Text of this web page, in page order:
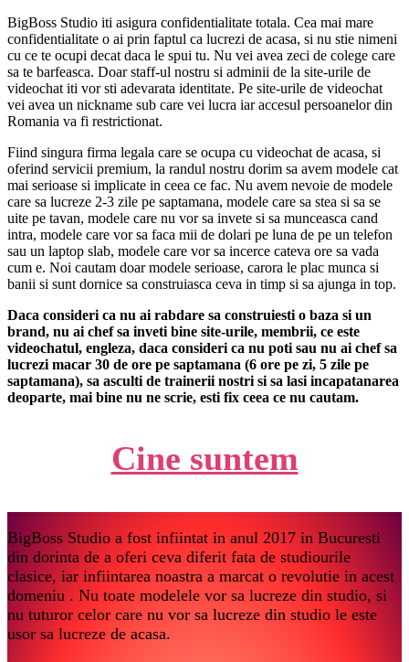
BigBoss Studio iti asigura confidentialitate totala. Cea mai mare
confidentialitate o ai prin faptul ca lucrezi de acasa, si nu stie nimeni
cu ce te ocupi decat daca le spui tu. Nu vei avea zeci de colege care
sa te barfeasca. Doar staff-ul nostru si adminii de la site-urile de
videochat iti vor sti adevarata identitate. Pe site-urile de videochat
vei avea un nickname sub care vei lucra iar accesul persoanelor din
Romania va fi restrictionat.
Fiind singura firma legala care se ocupa cu videochat de acasa, si
oferind servicii premium, la randul nostru dorim sa avem modele cat
mai serioase si implicate in ceea ce fac. Nu avem nevoie de modele
care sa lucreze 2-3 zile pe saptamana, modele care sa stea si sa se
uite pe tavan, modele care nu vor sa invete si sa munceasca cand
intra, modele care vor sa faca mii de dolari pe luna de pe un telefon
sau un laptop slab, modele care vor sa incerce cateva ore sa vada
cum e. Noi cautam doar modele serioase, carora le plac munca si
banii si sunt dornice sa construiasca ceva in timp si sa ajunga in top.
Daca consideri ca nu ai rabdare sa construiesti o baza si un
brand, nu ai chef sa inveti bine site-urile, membrii, ce este
videochatul, engleza, daca consideri ca nu poti sau nu ai chef sa
lucrezi macar 30 de ore pe saptamana (6 ore pe zi, 5 zile pe
saptamana), sa asculti de trainerii nostri si sa lasi incapatanarea
deoparte, mai bine nu ne scrie, esti fix ceea ce nu cautam.
Cine suntem
BigBoss Studio a fost infiintat in anul 2017 in Bucuresti
din dorinta de a oferi ceva diferit fata de studiourile
clasice, iar infiintarea noastra a marcat o revolutie in acest
domeniu . Nu toate modelele vor sa lucreze din studio, si
nu tuturor celor care nu vor sa lucreze din studio le este
usor sa lucreze de acasa.